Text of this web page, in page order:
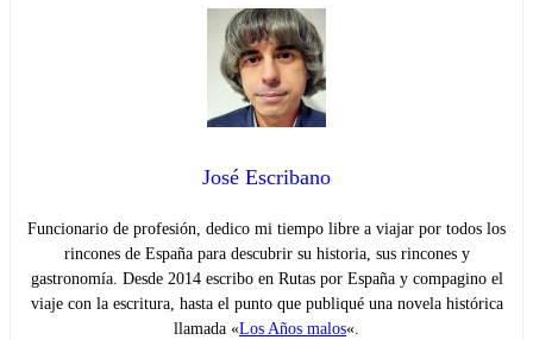
José Escribano
Funcionario de profesión, dedico mi tiempo libre a viajar por todos los
rincones de España para descubrir su historia, sus rincones y
gastronomía. Desde 2014 escribo en Rutas por España y compagino el
viaje con la escritura, hasta el punto que publiqué una novela histórica
llamada «Los Años malos«.